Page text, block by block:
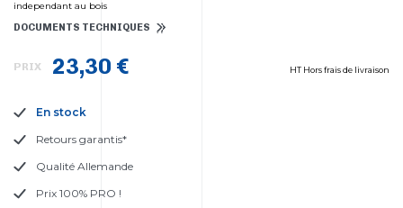
independant au bois
DOCUMENTS TECHNIQUES
PRIX 23,30 € HT Hors frais de livraison
En stock
Retours garantis*
Qualité Allemande
Prix 100% PRO !